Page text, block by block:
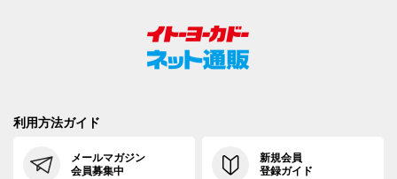
利用方法ガイド
メールマガジン
会員募集中
新規会員
登録ガイド